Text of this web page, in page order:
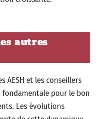
autres
AESH et les conseillers
fondamentale pour le bon
Les évolutions